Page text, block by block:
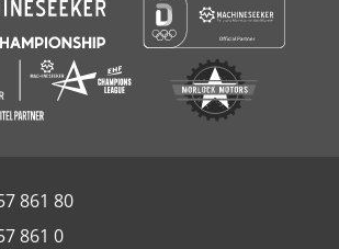
861 80
861 0